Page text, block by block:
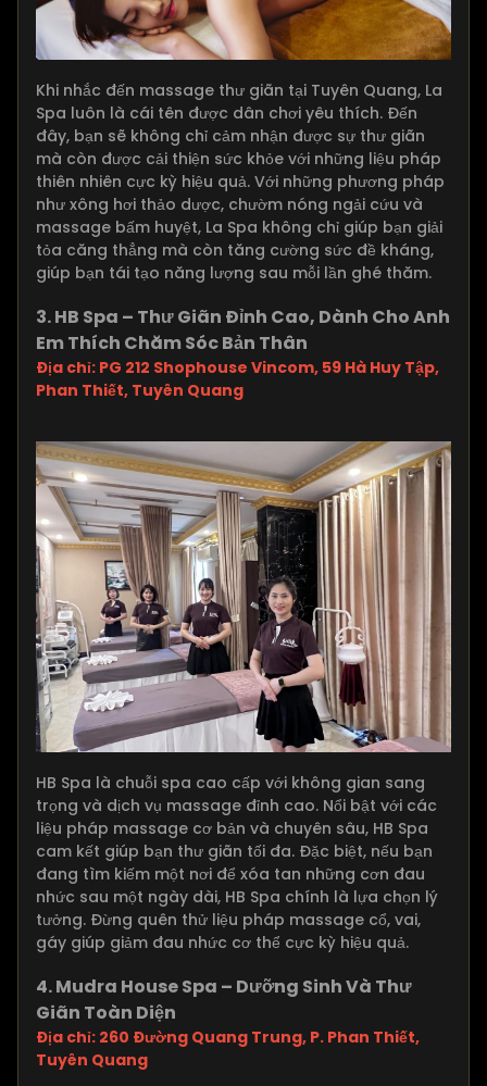
Khi nhắc đến massage thư giãn tại Tuyên Quang, La
Spa luôn là cái tên được dân chơi yêu thích. Đến
đây, bạn sẽ không chỉ cảm nhận được sự thư giãn
mà còn được cải thiện sức khỏe với những liệu pháp
thiên nhiên cực kỳ hiệu quả. Với những phương pháp
như xông hơi thảo dược, chườm nóng ngải cứu và
massage bấm huyệt, La Spa không chỉ giúp bạn giải
tỏa căng thẳng mà còn tăng cường sức đề kháng,
giúp bạn tái tạo năng lượng sau mỗi lần ghé thăm.
3. HB Spa – Thư Giãn Đỉnh Cao, Dành Cho Anh
Em Thích Chăm Sóc Bản Thân
Địa chỉ: PG 212 Shophouse Vincom, 59 Hà Huy Tập,
Phan Thiết, Tuyên Quang
HB Spa là chuỗi spa cao cấp với không gian sang
trọng và dịch vụ massage đỉnh cao. Nổi bật với các
liệu pháp massage cơ bản và chuyên sâu, HB Spa
cam kết giúp bạn thư giãn tối đa. Đặc biệt, nếu bạn
đang tìm kiếm một nơi để xóa tan những cơn đau
nhức sau một ngày dài, HB Spa chính là lựa chọn lý
tưởng. Đừng quên thử liệu pháp massage cổ, vai,
gáy giúp giảm đau nhức cơ thể cực kỳ hiệu quả.
4. Mudra House Spa – Dưỡng Sinh Và Thư
Giãn Toàn Diện
Địa chỉ: 260 Đường Quang Trung, P. Phan Thiết,
Tuyên Quang